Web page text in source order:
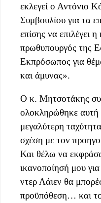
εκλεγεί ο Αντόνιο
Συμβουλίου για τα
επίσης να επιλέγει
πρωθυπουργός της
Εκπρόσωπος για
και άμυνας».
Ο κ. Μητσοτάκης
ολοκληρώθηκε αυτή
μεγαλύτερη
σχέση με τον
Και θέλω να
ικανοποίησή μου
ντερ Λάιεν θα
προϋπόθεση… και